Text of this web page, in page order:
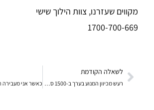
מקווים שעזרנו, צוות הילוך שישי
1700-700-669
לשאלה הקודמת